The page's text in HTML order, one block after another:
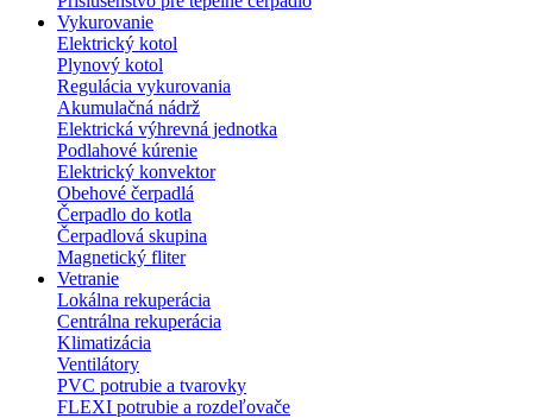
Vykurovanie
Elektrický kotol
Plynový kotol
Regulácia vykurovania
Akumulačná nádrž
Elektrická výhrevná jednotka
Podlahové kúrenie
Elektrický konvektor
Obehové čerpadlá
Čerpadlo do kotla
Čerpadlová skupina
Magnetický fliter
Vetranie
Lokálna rekuperácia
Centrálna rekuperácia
Klimatizácia
Ventilátory
PVC potrubie a tvarovky
FLEXI potrubie a rozdeľovače